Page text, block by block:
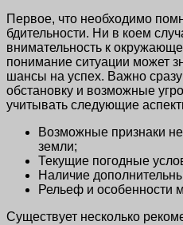
Первое, что необходимо
бдительности. Ни в коем
внимательность к
понимание ситуации может
шансы на успех. Важно
обстановку и возможные
учитывать следующие
Возможные признаки
земли;
Текущие погодные
Наличие
Рельеф и особенности
Существует несколько